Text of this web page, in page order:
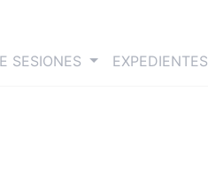
SESIONES EXPEDIENTES